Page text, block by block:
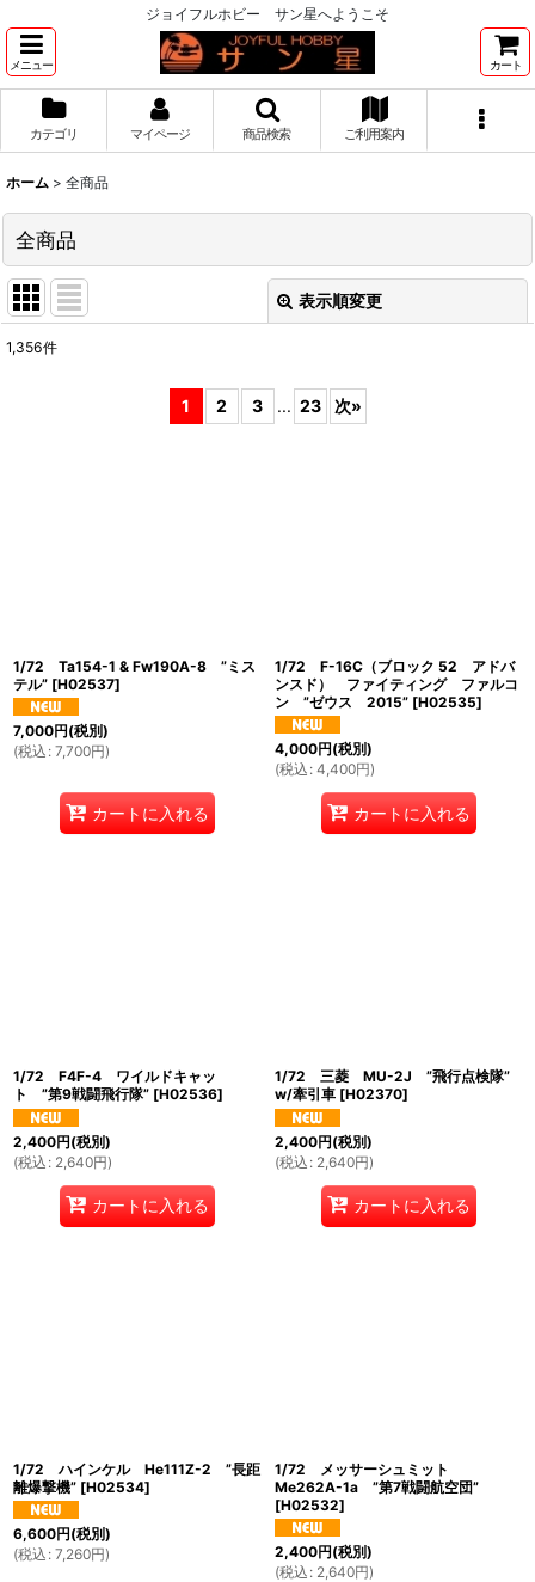
ジョイフルホビー サン星へようこそ
メニュー カート
カテゴリ マイページ 商品検索 ご利用案内
ホーム > 全商品
全商品
表示順変更
1,356件
1 2 3 ... 23 次»
1/72 Ta154-1 & Fw190A-8 ”ミス
テル” [H02537]
7,000円(税別)
(税込 : 7,700円)
カートに入れる
1/72 F-16C（ブロック 52 アドバ
ンスド） ファイティング ファルコ
ン ”ゼウス 2015” [H02535]
4,000円(税別)
(税込 : 4,400円)
カートに入れる
1/72 F4F-4 ワイルドキャッ
ト ”第9戦闘飛行隊” [H02536]
2,400円(税別)
(税込 : 2,640円)
カートに入れる
1/72 三菱 MU-2J ”飛行点検隊”
w/牽引車 [H02370]
2,400円(税別)
(税込 : 2,640円)
カートに入れる
1/72 ハインケル He111Z-2 ”長距
離爆撃機” [H02534]
6,600円(税別)
(税込 : 7,260円)
1/72 メッサーシュミット
Me262A-1a ”第7戦闘航空団”
[H02532]
2,400円(税別)
(税込 : 2,640円)